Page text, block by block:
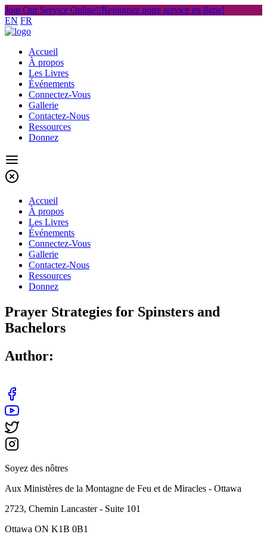
Join Our Service Online!/Rejoignez notre service en ligne!
EN FR
Accueil
À propos
Les Livres
Événements
Connectez-Vous
Gallerie
Contactez-Nous
Ressources
Donnez
Accueil
À propos
Les Livres
Événements
Connectez-Vous
Gallerie
Contactez-Nous
Ressources
Donnez
Prayer Strategies for Spinsters and
Bachelors
Author:
Soyez des nôtres
Aux Ministères de la Montagne de Feu et de Miracles - Ottawa
2723, Chemin Lancaster - Suite 101
Ottawa ON K1B 0B1